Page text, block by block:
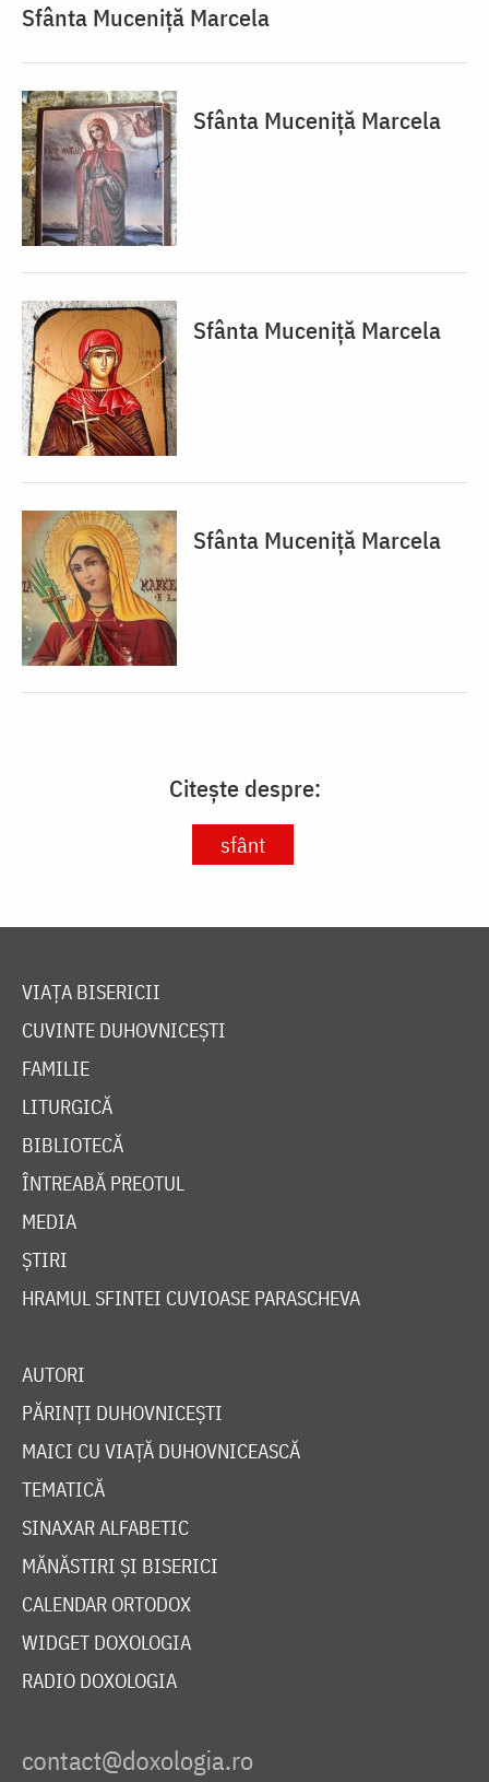
Sfânta Muceniță Marcela
Sfânta Muceniță Marcela
Sfânta Muceniță Marcela
Sfânta Muceniță Marcela
Citește despre:
sfânt
VIAȚA BISERICII
CUVINTE DUHOVNICEȘTI
FAMILIE
LITURGICĂ
BIBLIOTECĂ
ÎNTREABĂ PREOTUL
MEDIA
ȘTIRI
HRAMUL SFINTEI CUVIOASE PARASCHEVA
AUTORI
PĂRINȚI DUHOVNICEȘTI
MAICI CU VIAȚĂ DUHOVNICEASCĂ
TEMATICĂ
SINAXAR ALFABETIC
MĂNĂSTIRI ȘI BISERICI
CALENDAR ORTODOX
WIDGET DOXOLOGIA
RADIO DOXOLOGIA